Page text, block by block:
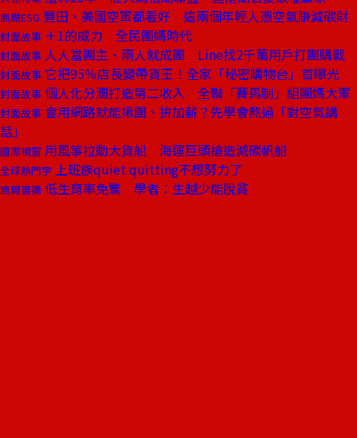
商周ESG 豐田、美國空軍都看好 這兩個年輕人憑空氣賺減碳財
封面故事 ＋1的威力 全民團媽時代
封面故事 人人當團主、兩人就成團 Line找2千萬用戶打團購戰
封面故事 它把95％店長變帶貨王！全家「秘密購物台」首曝光
封面故事 個人化分潤打造第二收入 全聯「賽馬制」組團媽大軍
封面故事 會用網路就能揪團、拚加薪？先學會熬過「對空氣講
話」
國際視窗 用風箏拉動大貨船 海運巨頭搶造減碳帆船
全球熱門字 上班族quiet quitting不想努力了
商周書摘 低生育率免驚 學者：生越少能脫貧